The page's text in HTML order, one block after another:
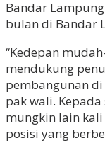
Bandar
bulan di Bandar
“Kedepan
mendukung
pembangunan
pak wali.
mungkin lain
posisi yang